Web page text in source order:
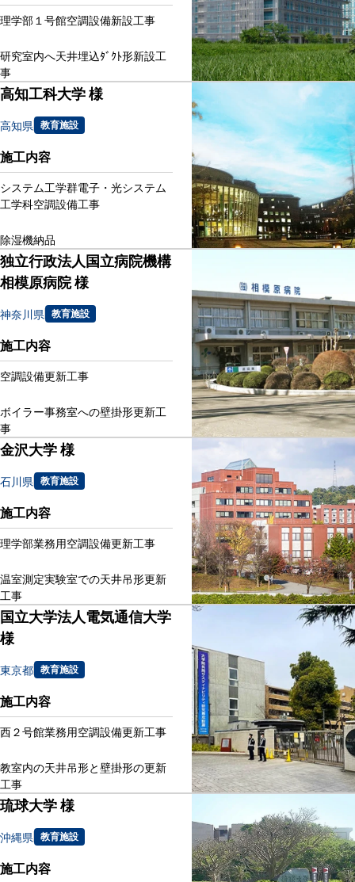
理学部１号館空調設備新設工事
研究室内へ天井埋込ﾀﾞｸﾄ形新設工
事
高知工科大学 様
高知県 教育施設
施工内容
システム工学群電子・光システム
工学科空調設備工事
除湿機納品
独立行政法人国立病院機構
相模原病院 様
神奈川県 教育施設
施工内容
空調設備更新工事
ボイラー事務室への壁掛形更新工
事
金沢大学 様
石川県 教育施設
施工内容
理学部業務用空調設備更新工事
温室測定実験室での天井吊形更新
工事
国立大学法人電気通信大学
様
東京都 教育施設
施工内容
西２号館業務用空調設備更新工事
教室内の天井吊形と壁掛形の更新
工事
琉球大学 様
沖縄県 教育施設
施工内容